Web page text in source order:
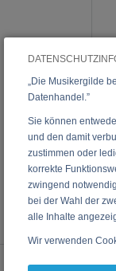
„Die Musikergilde
Datenhandel.”
Sie können
und den damit
zustimmen oder
korrekte
zwingend
bei der Wahl der
alle Inhalte
Wir verwenden